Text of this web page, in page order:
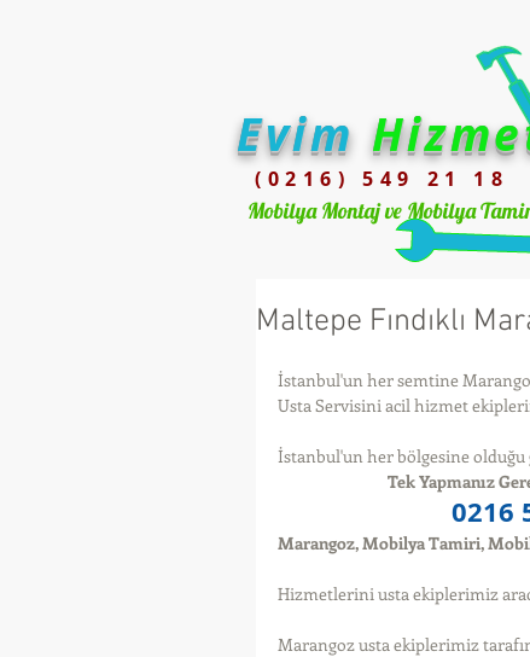
Evim
(0216) 549 21 18
Mobilya Montaj ve Mobilya
Maltepe Fındıklı
İstanbul'un her semtine
Usta Servisini acil hizmet
İstanbul'un her bölgesine olduğu
Tek Yapmanız
0216
Marangoz, Mobilya Tamiri,
Hizmetlerini usta ekiplerimiz
Marangoz usta ekiplerimiz